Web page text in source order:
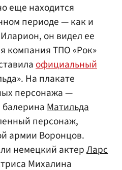
еще находится
периоде — как и
он видел ее
компания ТПО «Рок»
официальный
На плакате
персонажа —
Матильда
персонаж,
армии Воронцов.
немецкий актерЛарс
Михалина